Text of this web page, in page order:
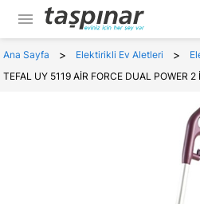
menu
Ana Sayfa > Elektirikli Ev Aletleri >
TEFAL UY 5119 AİR FORCE DUAL POWER